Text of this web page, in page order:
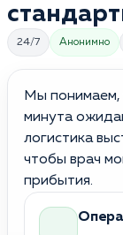
24/7 Анонимно
Мы понимаем,
минута
логистика
чтобы врач
прибытия.